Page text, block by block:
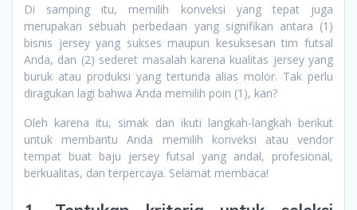
Di samping itu, memilih konveksi yang tepat juga
merupakan sebuah perbedaan yang signifikan antara (1)
bisnis jersey yang sukses maupun kesuksesan tim futsal
Anda, dan (2) sederet masalah karena kualitas jersey yang
buruk atau produksi yang tertunda alias molor. Tak perlu
diragukan lagi bahwa Anda memilih poin (1), kan?
Oleh karena itu, simak dan ikuti langkah-langkah berikut
untuk membantu Anda memilih konveksi atau vendor
tempat buat baju jersey futsal yang andal, profesional,
berkualitas, dan terpercaya. Selamat membaca!